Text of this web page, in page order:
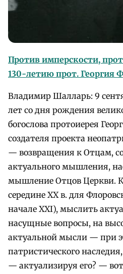
Против имперскости,
130-летию прот. Георгия
Владимир Шалларь: 9
лет со дня рождения
богослова протоиерея
создателя проекта
— возвращения к Отцам,
актуального мышления,
мышление Отцов Церкви.
середине XX в. для
начале XXI), мыслить
насущные вопросы, на
актуальной мысли — при
патристического
— актуализируя его? —